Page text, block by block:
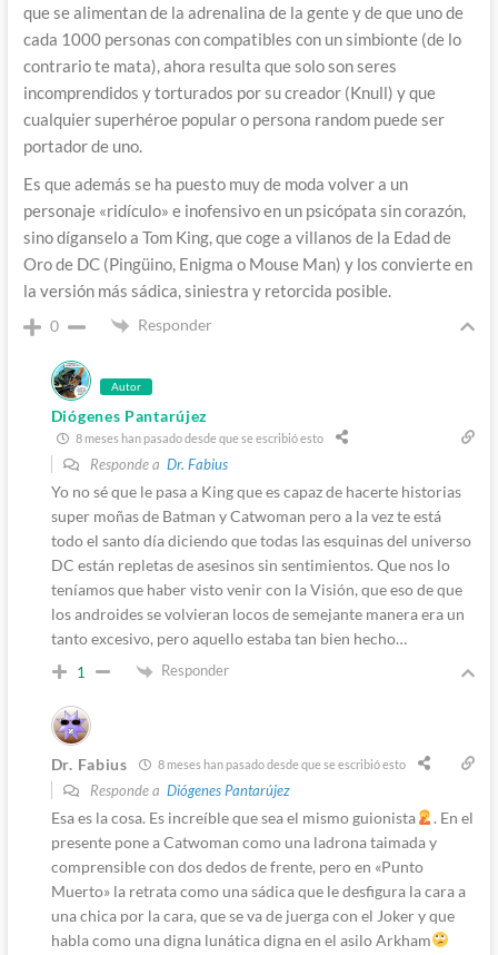
que se alimentan de la adrenalina de la gente y de que uno de
cada 1000 personas con compatibles con un simbionte (de lo
contrario te mata), ahora resulta que solo son seres
incomprendidos y torturados por su creador (Knull) y que
cualquier superhéroe popular o persona random puede ser
portador de uno.
Es que además se ha puesto muy de moda volver a un
personaje «ridículo» e inofensivo en un psicópata sin corazón,
sino díganselo a Tom King, que coge a villanos de la Edad de
Oro de DC (Pingüino, Enigma o Mouse Man) y los convierte en
la versión más sádica, siniestra y retorcida posible.
0 Responder
Autor
Diógenes Pantarújez
8 meses han pasado desde que se escribió esto
Responde a Dr. Fabius
Yo no sé que le pasa a King que es capaz de hacerte historias
super moñas de Batman y Catwoman pero a la vez te está
todo el santo día diciendo que todas las esquinas del universo
DC están repletas de asesinos sin sentimientos. Que nos lo
teníamos que haber visto venir con la Visión, que eso de que
los androides se volvieran locos de semejante manera era un
tanto excesivo, pero aquello estaba tan bien hecho…
1 Responder
Dr. Fabius 8 meses han pasado desde que se escribió esto
Responde a Diógenes Pantarújez
Esa es la cosa. Es increíble que sea el mismo guionista
. En el
presente pone a Catwoman como una ladrona taimada y
comprensible con dos dedos de frente, pero en «Punto
Muerto» la retrata como una sádica que le desfigura la cara a
una chica por la cara, que se va de juerga con el Joker y que
habla como una digna lunática digna en el asilo Arkham